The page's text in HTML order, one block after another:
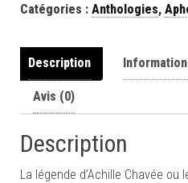
Catégories : Anthologies,
Description
Avis (0)
Description
La légende d’Achille Chavée